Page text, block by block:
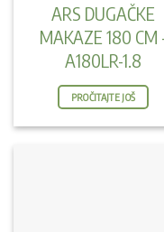
ARS DUGAČKE
MAKAZE 180 CM
A180LR-1.8
PROČITAJTE JOŠ